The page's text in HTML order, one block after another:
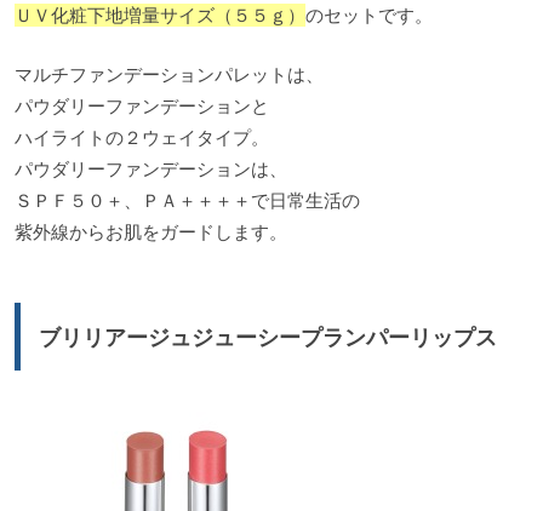
ＵＶ化粧下地増量サイズ（５５ｇ） のセットです。
マルチファンデーションパレットは、
パウダリーファンデーションと
ハイライトの２ウェイタイプ。
パウダリーファンデーションは、
ＳＰＦ５０＋、ＰＡ＋＋＋＋で日常生活の
紫外線からお肌をガードします。
ブリリアージュジューシープランパーリップス